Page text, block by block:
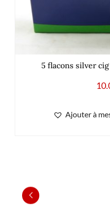
5 flacons silver
Ajouter à